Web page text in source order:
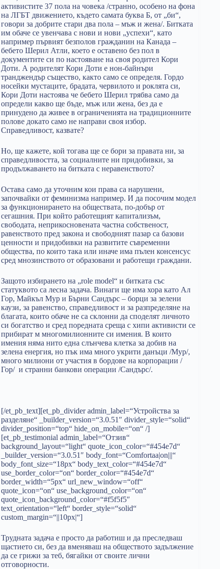
активистите 37 пола на човека /странно, особено на фона
на ЛГБТ движението, където самата буква Б, от „би“,
говори за добрите стари два пола – мъж и жена/. Битката
им обаче се увенчава с нови и нови „успехи“, като
например първият безполов гражданин на Канада –
бебето Шерил Атли, което е оставено без пол в
документите си по настояване на своя родител Кори
Доти. А родителят Кори Доти е нон-байнъри
транджендър същество, както само се определя. Гордо
носейки мустаците, брадата, червилото и роклята си,
Кори Доти настоява че бебето Шерил трябва само да
определи какво ще бъде, мъж или жена, без да е
принудено да живее в ограниченията на традиционните
полове докато само не направи своя избор.
Справедливост, казвате?
Но, ще кажете, кой тогава ще се бори за правата ни, за
справедливостта, за социалните ни придобивки, за
продължаването на битката с неравенството?
Остава само да уточним кои права са нарушени,
започвайки от феминизма например. И да посочим модел
за функционирането на обществата, по-добър от
сегашния. При който работещият капитализъм,
свободата, неприкосновената частна собственост,
равенството пред закона и свободният пазар са базови
ценности и придобивки на развитите съвременни
общества, по които така или иначе има пълен консенсус
сред мнозинството от образовани и работещи граждани.
Защото избирането на „role model“ и битката със
статуквото са лесна задача. Винаги ще има хора като Ал
Гор, Майкъл Мур и Бърни Сандърс – борци за зелени
каузи, за равенство, справедливост и за разпределяне на
благата, които обаче не са склонни да споделят личното
си богатство и сред поредната среща с хипи активисти се
прибират м многомилионните си имения. В които
имения няма нито една слънчева клетка за добив на
зелена енергия, но пък има много укрити данъци /Мур/,
много милиони от участия в бордове на корпорации /
Гор/ и странни банкови операции /Сандърс/.
[/et_pb_text][et_pb_divider admin_label=“Устройства за
разделяне“ _builder_version=“3.0.51″ divider_style=“solid“
divider_position=“top“ hide_on_mobile=“on“ /]
[et_pb_testimonial admin_label=“Отзив“
background_layout=“light“ quote_icon_color=“#454e7d“
_builder_version=“3.0.51″ body_font=“Comfortaa|on|||“
body_font_size=“18px“ body_text_color=“#454e7d“
use_border_color=“on“ border_color=“#454e7d“
border_width=“5px“ url_new_window=“off“
quote_icon=“on“ use_background_color=“on“
quote_icon_background_color=“#f5f5f5″
text_orientation=“left“ border_style=“solid“
custom_margin=“||10px|“]
Трудната задача е просто да работиш и да преследваш
щастието си, без да вменяваш на обществото задължение
да се грижи за теб, бягайки от своите лични
отговорности.